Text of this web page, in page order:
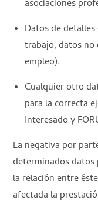
asociaciones
Datos de
trabajo, datos no
empleo).
Cualquier otro
para la correcta
Interesado y
La negativa por
determinados
la relación entre
afectada la